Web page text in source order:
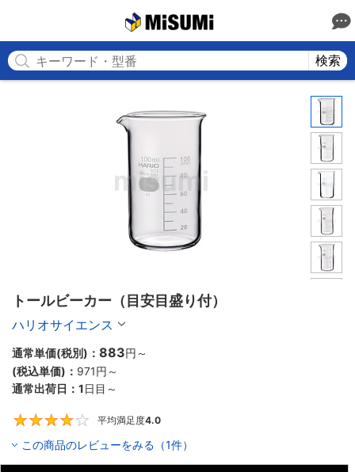
検索
トールビーカー（目安目盛り付）
ハリオサイエンス
通常単価(税別)： 883円 ～
(税込単価)： 971円 ～
通常出荷日： 1日目～
平均満足度4.0
この商品のレビューをみる（1件）